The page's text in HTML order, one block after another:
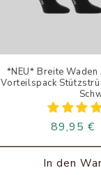
*NEU* Breite
Vorteilspack
89,95 €
In den